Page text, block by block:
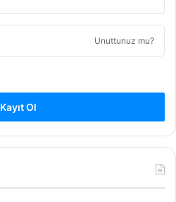
Unuttunuz mu?
Kayıt Ol